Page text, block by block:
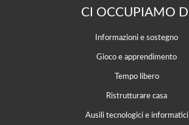
CI OCCUPIAMO DI
Informazioni e sostegno
Gioco e apprendimento
Tempo libero
Ristrutturare casa
Ausili tecnologici e informatici